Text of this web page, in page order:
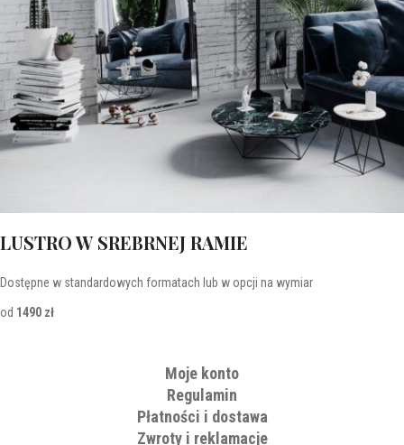
LUSTRO W SREBRNEJ RAMIE
Dostępne w standardowych formatach lub w opcji na wymiar
od 1490 zł
Moje konto
Regulamin
Płatności i dostawa
Zwroty i reklamacje